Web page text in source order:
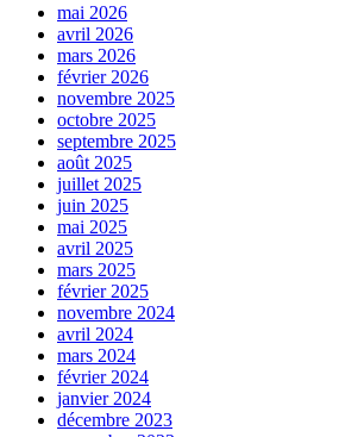
mai 2026
avril 2026
mars 2026
février 2026
novembre 2025
octobre 2025
septembre 2025
août 2025
juillet 2025
juin 2025
mai 2025
avril 2025
mars 2025
février 2025
novembre 2024
avril 2024
mars 2024
février 2024
janvier 2024
décembre 2023